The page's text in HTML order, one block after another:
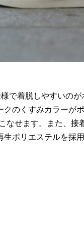
で着脱しやすいの
のくすみカラーが
なせます。また、接
ポリエステルを採用